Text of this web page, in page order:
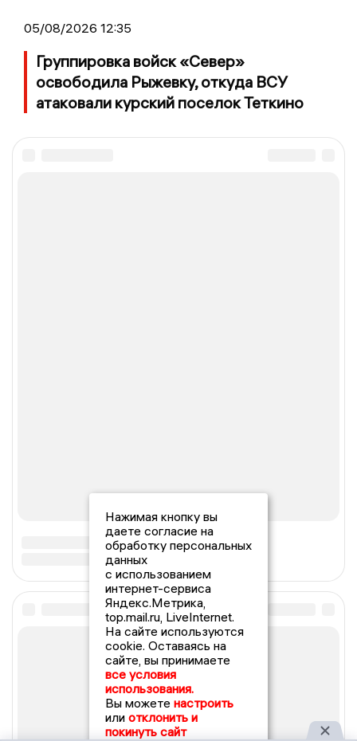
05/08/2026 12:35
Группировка войск «Север»
освободила Рыжевку, откуда ВСУ
атаковали курский поселок Теткино
Нажимая кнопку вы
даете согласие на
обработку персональных
данных
с использованием
интернет-сервиса
Яндекс.Метрика,
top.mail.ru, LiveInternet.
На сайте используются
cookie. Оставаясь на
сайте, вы принимаете
все условия
использования.
Вы можете настроить
или отклонить и
покинуть сайт